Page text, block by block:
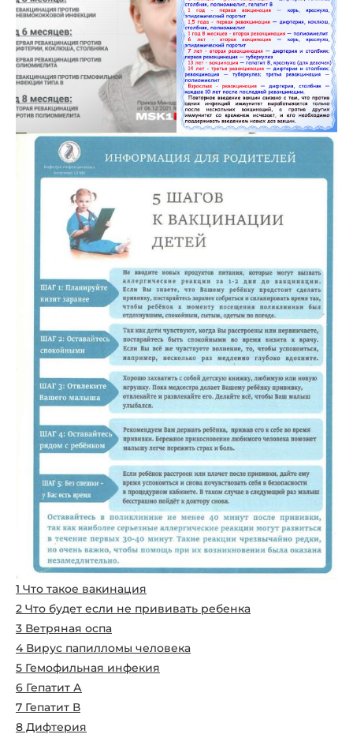
1 Что такое вакинация
2 Что будет если не прививать ребенка
3 Ветряная оспа
4 Вирус папилломы человека
5 Гемофильная инфекия
6 Гепатит А
7 Гепатит В
8 Дифтерия